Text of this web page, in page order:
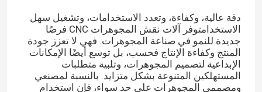
دقة عالية، وكفاءة، وتعدد الاستخدامات، وتشغيل سهل
الاستخدامتوفر آلات نقش المجوهرات CNC فرصًا
جديدة للنمو في صناعة المجوهرات. فهي لا تعزز جودة
المنتج وكفاءة الإنتاج فحسب، بل توسع أيضًا الإمكانات
الإبداعية لتصميم المجوهرات، وتلبية متطلبات
المستهلكين المتنوعة بشكل متزايد. بالنسبة لمصنعي
ومصممي المجوهرات على حد سواء، فإن استخدام